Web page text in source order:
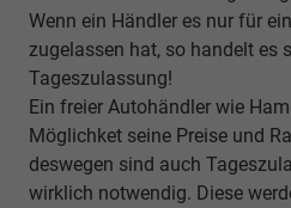
Wenn ein Händler es nur für
zugelassen hat, so handelt es
Tageszulassung!
Ein freier Autohändler wie
Möglichket seine Preise und
deswegen sind auch
wirklich notwendig. Diese